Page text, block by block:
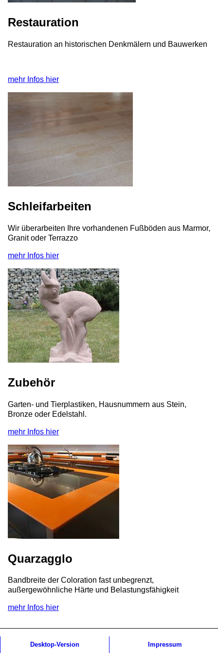
Restauration
Restauration an historischen Denkmälern und Bauwerken
mehr Infos hier
Schleifarbeiten
Wir überarbeiten Ihre vorhandenen Fußböden aus Marmor,
Granit oder Terrazzo
mehr Infos hier
Zubehör
Garten- und Tierplastiken, Hausnummern aus Stein,
Bronze oder Edelstahl.
mehr Infos hier
Quarzagglo
Bandbreite der Coloration fast unbegrenzt,
außergewöhnliche Härte und Belastungsfähigkeit
mehr Infos hier
Desktop-Version Impressum